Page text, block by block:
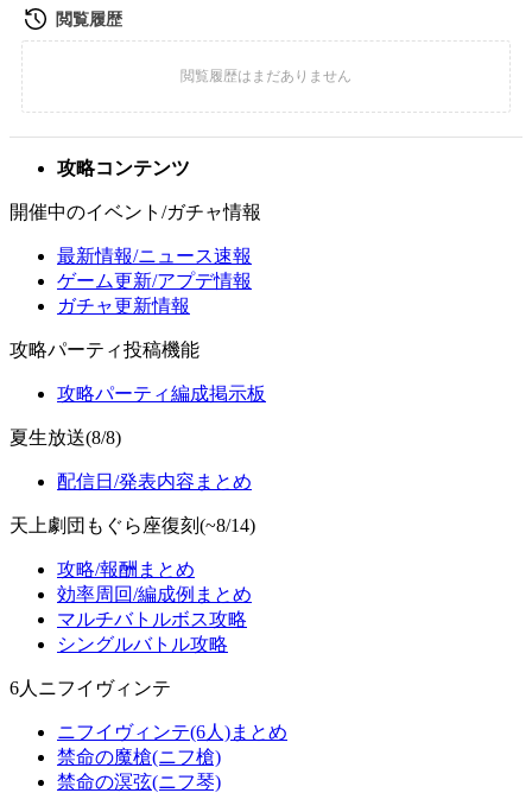
攻略コンテンツ
開催中のイベント/ガチャ情報
最新情報/ニュース速報
ゲーム更新/アプデ情報
ガチャ更新情報
攻略パーティ投稿機能
攻略パーティ編成掲示板
夏生放送(8/8)
配信日/発表内容まとめ
天上劇団もぐら座復刻(~8/14)
攻略/報酬まとめ
効率周回/編成例まとめ
マルチバトルボス攻略
シングルバトル攻略
6人ニフイヴィンテ
ニフイヴィンテ(6人)まとめ
禁命の魔槍(ニフ槍)
禁命の溟弦(ニフ琴)